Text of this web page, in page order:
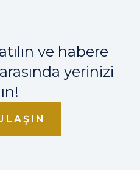
ve habere
yerinizi